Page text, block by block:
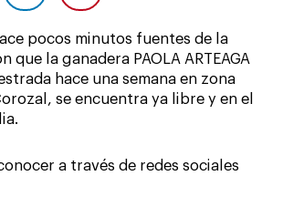
pocos minutos fuentes de la
que la ganadera PAOLA ARTEAGA
hace una semana en zona
se encuentra ya libre y en el
a través de redes sociales